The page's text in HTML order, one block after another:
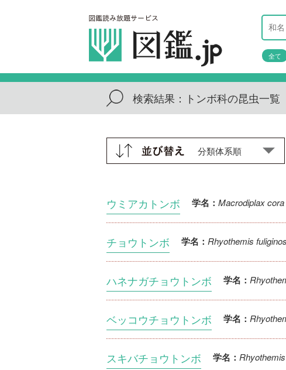
全て
検索結果： トンボ科の昆虫一覧
ウミアカトンボ 学名： Macrodiplax cora
チョウトンボ 学名： Rhyothemis
ハネナガチョウトンボ 学名：
ベッコウチョウトンボ 学名：
スキバチョウトンボ 学名：